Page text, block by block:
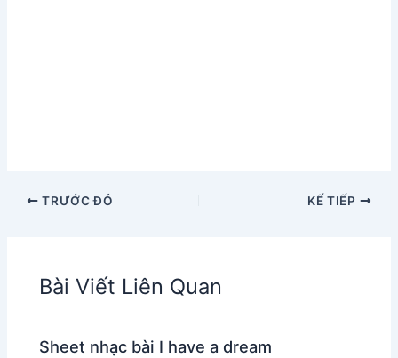
TRƯỚC ĐÓ KẾ TIẾP
Bài Viết Liên Quan
Sheet nhạc bài I have a dream